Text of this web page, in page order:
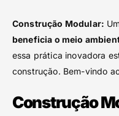
Construção Modular:
beneficia o meio
essa prática inovadora
construção. Bem-vindo
Construção